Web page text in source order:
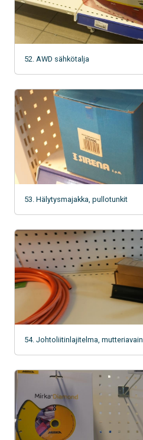
52. AWD sähkötalja
53. Hälytysmajakka, pullotunkit
54. Johtoliitinlajitelma, mutteriavain